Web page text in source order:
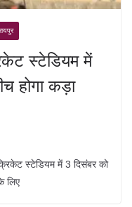
स्टेडियम में
होगा कड़ा
क्रिकेट स्टेडियम में 3 दिसंबर को
लिए